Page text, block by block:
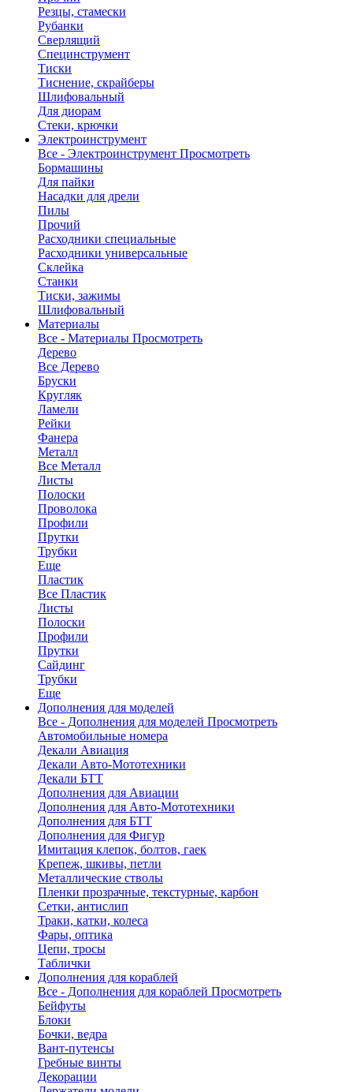
Резцы, стамески
Рубанки
Сверлящий
Специнструмент
Тиски
Тиснение, скрайберы
Шлифовальный
Для диорам
Стеки, крючки
Электроинструмент
Все - Электроинструмент Просмотреть
Бормашины
Для пайки
Насадки для дрели
Пилы
Прочий
Расходники специальные
Расходники универсальные
Склейка
Станки
Тиски, зажимы
Шлифовальный
Материалы
Все - Материалы Просмотреть
Дерево
Все Дерево
Бруски
Кругляк
Ламели
Рейки
Фанера
Металл
Все Металл
Листы
Полоски
Проволока
Профили
Прутки
Трубки
Еще
Пластик
Все Пластик
Листы
Полоски
Профили
Прутки
Сайдинг
Трубки
Еще
Дополнения для моделей
Все - Дополнения для моделей Просмотреть
Автомобильные номера
Декали Авиация
Декали Авто-Мототехники
Декали БТТ
Дополнения для Авиации
Дополнения для Авто-Мототехники
Дополнения для БТТ
Дополнения для Фигур
Имитация клепок, болтов, гаек
Крепеж, шкивы, петли
Металлические стволы
Пленки прозрачные, текстурные, карбон
Сетки, антислип
Траки, катки, колеса
Фары, оптика
Цепи, тросы
Таблички
Дополнения для кораблей
Все - Дополнения для кораблей Просмотреть
Бейфуты
Блоки
Бочки, ведра
Вант-путенсы
Гребные винты
Декорации